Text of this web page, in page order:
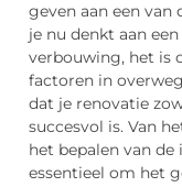
geven aan een
je nu denkt aan
verbouwing, het is
factoren in
dat je renovatie
succesvol is. Van
het bepalen van
essentieel om het